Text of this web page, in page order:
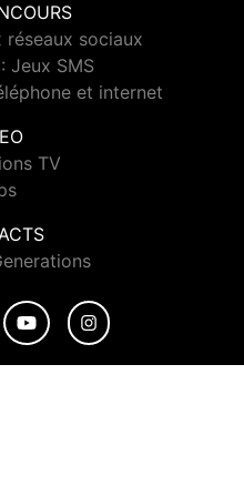
réseaux sociaux
Jeux SMS
et internet
TV